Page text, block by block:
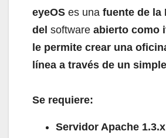
eyeOS es una fuente de la
del software abierto como
le permite crear una
línea a través de un
Se requiere:
Servidor Apache